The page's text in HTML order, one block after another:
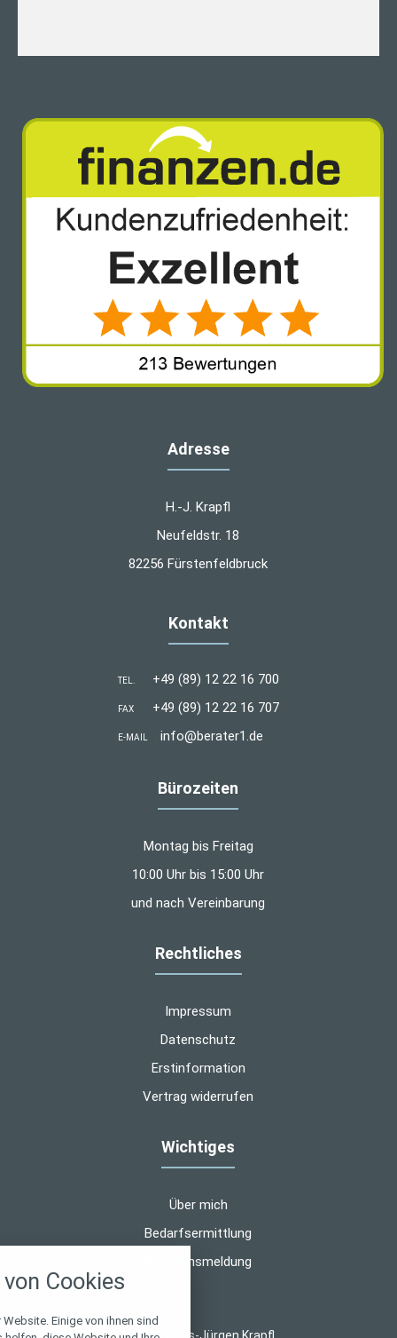
Adresse
H.-J. Krapfl
Neufeldstr. 18
82256 Fürstenfeldbruck
Kontakt
TEL. +49 (89) 12 22 16 700
FAX +49 (89) 12 22 16 707
E-MAIL info@berater1.de
Bürozeiten
Montag bis Freitag
10:00 Uhr bis 15:00 Uhr
und nach Vereinbarung
Rechtliches
Impressum
Datenschutz
Erstinformation
Vertrag widerrufen
Wichtiges
Über mich
Bedarfsermittlung
Schadensmeldung
Cookies
Einige von ihnen sind
alle verwendeten Cookies und
zu blockieren.